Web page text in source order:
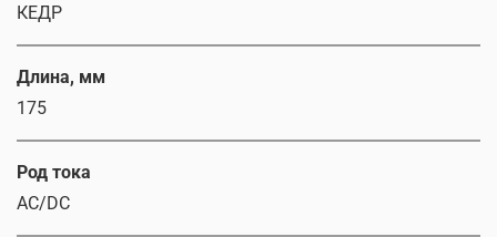
КЕДР
Длина, мм
175
Род тока
AC/DC